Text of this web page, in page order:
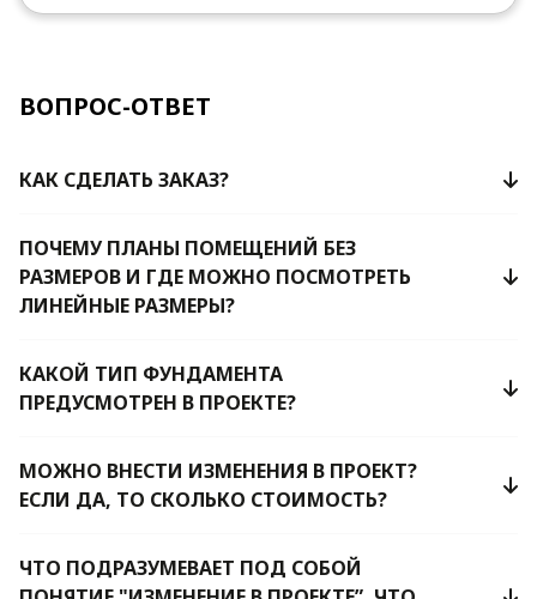
ВОПРОС-ОТВЕТ
КАК СДЕЛАТЬ ЗАКАЗ?
ПОЧЕМУ ПЛАНЫ ПОМЕЩЕНИЙ БЕЗ
РАЗМЕРОВ И ГДЕ МОЖНО ПОСМОТРЕТЬ
ЛИНЕЙНЫЕ РАЗМЕРЫ?
КАКОЙ ТИП ФУНДАМЕНТА
ПРЕДУСМОТРЕН В ПРОЕКТЕ?
МОЖНО ВНЕСТИ ИЗМЕНЕНИЯ В ПРОЕКТ?
ЕСЛИ ДА, ТО СКОЛЬКО СТОИМОСТЬ?
ЧТО ПОДРАЗУМЕВАЕТ ПОД СОБОЙ